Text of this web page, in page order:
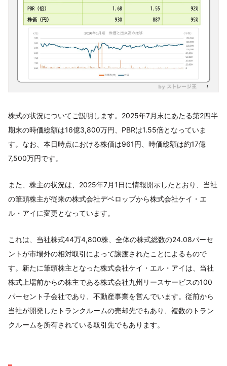
株式の状況についてご説明します。2025年7月末にあたる第2四半
期末の時価総額は16億3,800万円、PBRは1.55倍となっていま
す。なお、本日時点における株価は961円、時価総額は約17億
7,500万円です。
また、株主の状況は、2025年7月1日に情報開示したとおり、当社
の筆頭株主が従来の株式会社デベロップから株式会社ケイ・エ
ル・アイに変更となっています。
これは、当社株式44万4,800株、全体の株式総数の24.08パーセ
ントが市場外の相対取引によって譲渡されたことによるもので
す。新たに筆頭株主となった株式会社ケイ・エル・アイは、当社
株式上場前からの株主である株式会社九州リースサービスの100
パーセント子会社であり、不動産事業を営んでいます。従前から
当社が開発したトランクルームの売却先でもあり、複数のトラン
クルームを所有されている取引先でもあります。